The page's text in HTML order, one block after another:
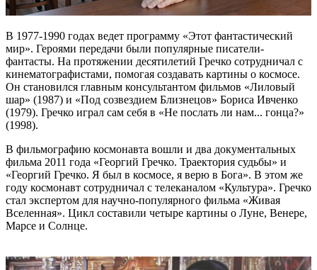
В 1977-1990 годах ведет программу «Этот фантастический
мир». Героями передачи были популярные писатели-
фантасты. На протяжении десятилетий Гречко сотрудничал с
кинематографистами, помогая создавать картины о космосе.
Он становился главным консультантом фильмов «Лиловый
шар» (1987) и «Под созвездием Близнецов» Бориса Ивченко
(1979). Гречко играл сам себя в «Не послать ли нам... гонца?»
(1998).
В фильмографию космонавта вошли и два документальных
фильма 2011 года «Георгий Гречко. Траектория судьбы» и
«Георгий Гречко. Я был в космосе, я верю в Бога». В этом же
году космонавт сотрудничал с телеканалом «Культура». Гречко
стал экспертом для научно-популярного фильма «Живая
Вселенная». Цикл составили четыре картины о Луне, Венере,
Марсе и Солнце.